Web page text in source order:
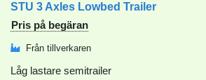
STU 3 Axles Lowbed Trailer
Pris på begäran
Från tillverkaren
Låg lastare semitrailer